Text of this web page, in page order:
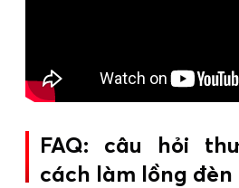
FAQ: câu hỏi
cách làm lồng